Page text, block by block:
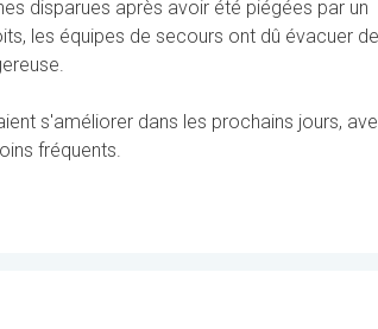
disparues après avoir été piégées par un
les équipes de secours ont dû évacuer
s'améliorer dans les prochains jours,
fréquents.